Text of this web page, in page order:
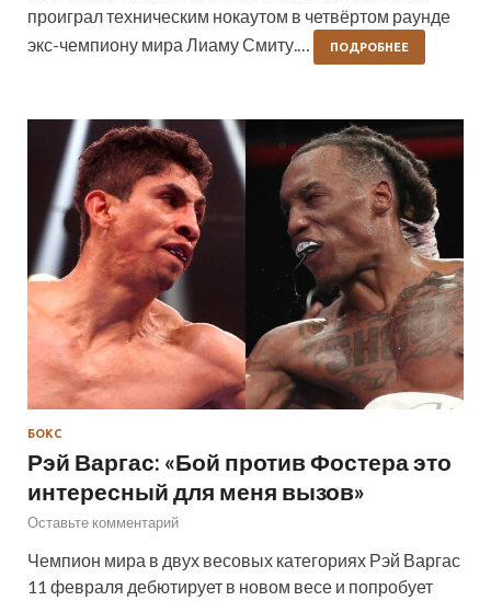
проиграл техническим нокаутом в четвёртом раунде
экс-чемпиону мира Лиаму Смиту.…
ПОДРОБНЕЕ
БОКС
Рэй Варгас: «Бой против Фостера это
интересный для меня вызов»
Оставьте комментарий
Чемпион мира в двух весовых категориях Рэй Варгас
11 февраля дебютирует в новом весе и попробует